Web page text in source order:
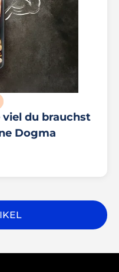
du brauchst
Dogma